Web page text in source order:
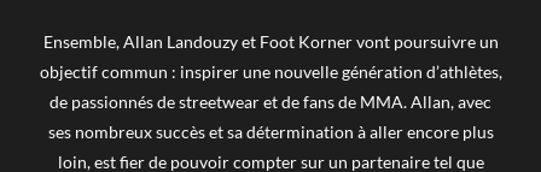
Ensemble, Allan Landouzy et Foot Korner vont poursuivre un
objectif commun : inspirer une nouvelle génération d’athlètes,
de passionnés de streetwear et de fans de MMA. Allan, avec
ses nombreux succès et sa détermination à aller encore plus
loin, est fier de pouvoir compter sur un partenaire tel que